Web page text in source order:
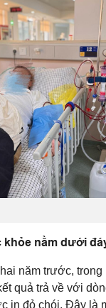
khỏe nằm dưới
năm trước,
quả trả về với
in đỏ chói. Đây là